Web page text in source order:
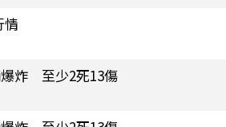
情
炸 至少2死13傷